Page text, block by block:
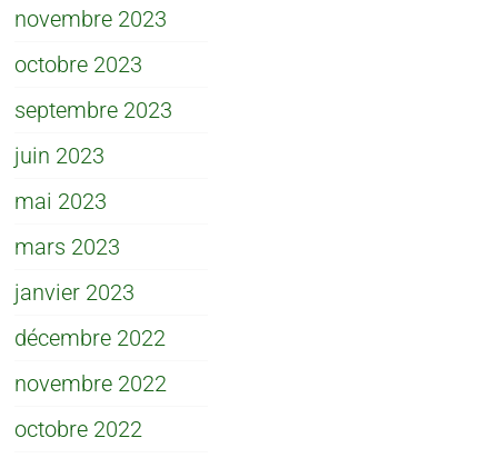
novembre 2023
octobre 2023
septembre 2023
juin 2023
mai 2023
mars 2023
janvier 2023
décembre 2022
novembre 2022
octobre 2022